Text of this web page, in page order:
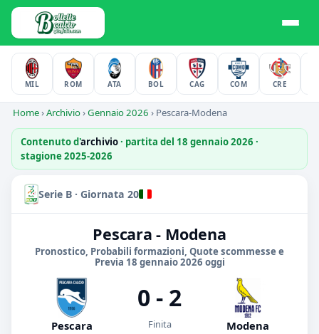
MIL ROM ATA BOL CAG COM CRE
Home›Archivio›Gennaio 2026 › Pescara-Modena
Contenuto d'archivio· partita del 18 gennaio 2026 ·
stagione 2025-2026
Serie B · Giornata 20
Pescara - Modena
Pronostico, Probabili formazioni, Quote scommesse e
Previa 18 gennaio 2026 oggi
Pescara
0 - 2
Finita Modena